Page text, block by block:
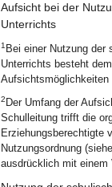
Aufsicht bei der
Unterrichts
1 Bei einer Nutzung
Unterrichts besteht
Aufsichtsmöglichkeiten
2 Der Umfang der
Schulleitung trifft die
Erziehungsberechtigte
Nutzungsordnung
ausdrücklich mit einem